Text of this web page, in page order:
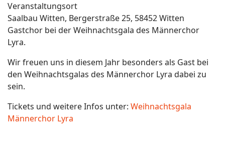
Veranstaltungsort
Saalbau Witten, Bergerstraße 25, 58452 Witten
Gastchor bei der Weihnachtsgala des Männerchor
Lyra.
Wir freuen uns in diesem Jahr besonders als Gast bei
den Weihnachtsgalas des Männerchor Lyra dabei zu
sein.
Tickets und weitere Infos unter: Weihnachtsgala
Männerchor Lyra